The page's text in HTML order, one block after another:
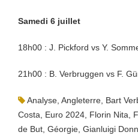
Samedi 6 juillet
18h00 : J. Pickford vs Y.
21h00 : B. Verbruggen vs F.
Analyse Angleterre Bart
Costa
Euro 2024 Florin Nita
de But Géorgie Gianluigi